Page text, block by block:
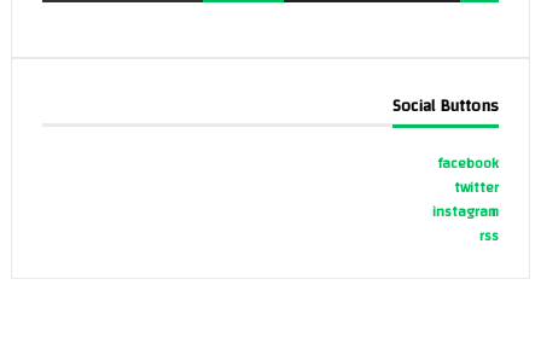
Social Buttons
facebook
twitter
instagram
rss